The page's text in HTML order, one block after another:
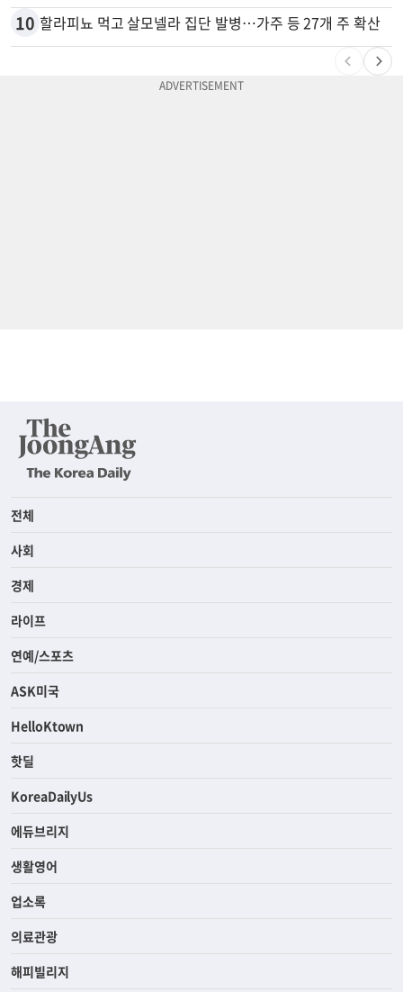
10 할라피뇨 먹고 살모넬라 집단 발병…가주 등 27개 주 확산
전체
사회
경제
라이프
연예/스포츠
ASK미국
HelloKtown
핫딜
KoreaDailyUs
에듀브리지
생활영어
업소록
의료관광
해피빌리지